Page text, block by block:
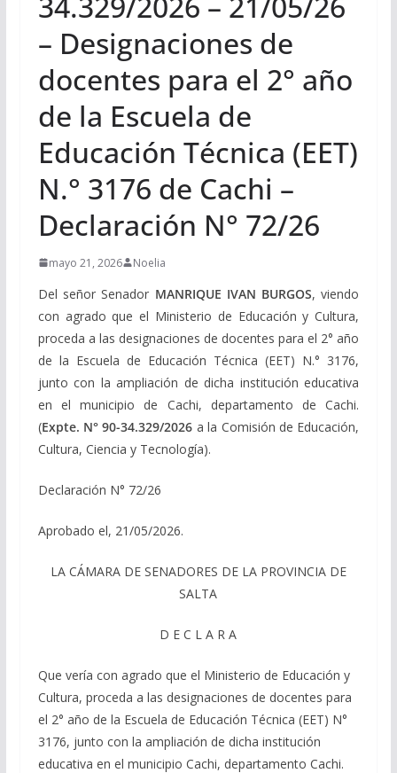
– Designaciones de
docentes para el 2° año
de la Escuela de
Educación Técnica (EET)
N.° 3176 de Cachi –
Declaración N° 72/26
mayo 21, 2026 Noelia
Del señor Senador MANRIQUE IVAN BURGOS, viendo
con agrado que el Ministerio de Educación y Cultura,
proceda a las designaciones de docentes para el 2° año
de la Escuela de Educación Técnica (EET) N.° 3176,
junto con la ampliación de dicha institución educativa
en el municipio de Cachi, departamento de Cachi.
(Expte. N° 90-34.329/2026 a la Comisión de Educación,
Cultura, Ciencia y Tecnología).
Declaración N° 72/26
Aprobado el, 21/05/2026.
LA CÁMARA DE SENADORES DE LA PROVINCIA DE
SALTA
D E C L A R A
Que vería con agrado que el Ministerio de Educación y
Cultura, proceda a las designaciones de docentes para
el 2° año de la Escuela de Educación Técnica (EET) N°
3176, junto con la ampliación de dicha institución
educativa en el municipio Cachi, departamento Cachi.